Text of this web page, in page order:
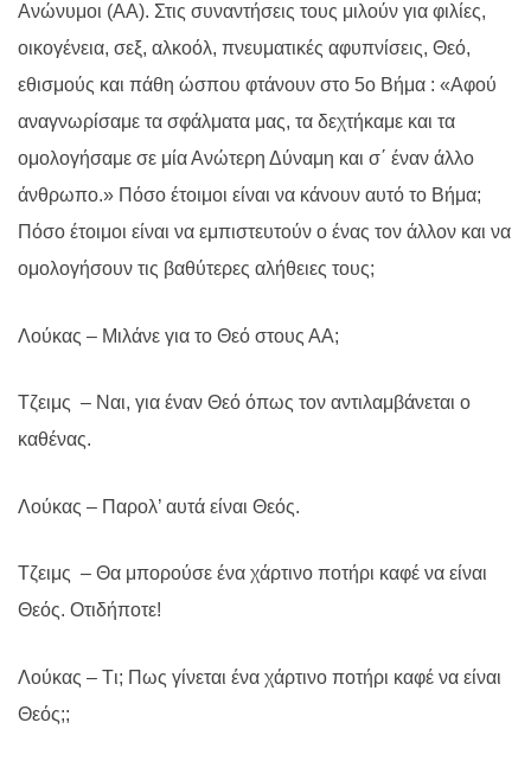
Ανώνυμοι (ΑΑ). Στις συναντήσεις τους μιλούν για φιλίες,
οικογένεια, σεξ, αλκοόλ, πνευματικές αφυπνίσεις, Θεό,
εθισμούς και πάθη ώσπου φτάνουν στο 5ο Βήμα : «Αφού
αναγνωρίσαμε τα σφάλματα μας, τα δεχτήκαμε και τα
ομολογήσαμε σε μία Ανώτερη Δύναμη και σ΄ έναν άλλο
άνθρωπο.» Πόσο έτοιμοι είναι να κάνουν αυτό το Βήμα;
Πόσο έτοιμοι είναι να εμπιστευτούν ο ένας τον άλλον και να
ομολογήσουν τις βαθύτερες αλήθειες τους;
Λούκας – Μιλάνε για το Θεό στους ΑΑ;
Tζειμς – Nαι, για έναν Θεό όπως τον αντιλαμβάνεται ο
καθένας.
Λούκας – Παρολ’ αυτά είναι Θεός.
Tζειμς – Θα μπορούσε ένα χάρτινο ποτήρι καφέ να είναι
Θεός. Οτιδήποτε!
Λούκας – Tι; Πως γίνεται ένα χάρτινο ποτήρι καφέ να είναι
Θεός;;